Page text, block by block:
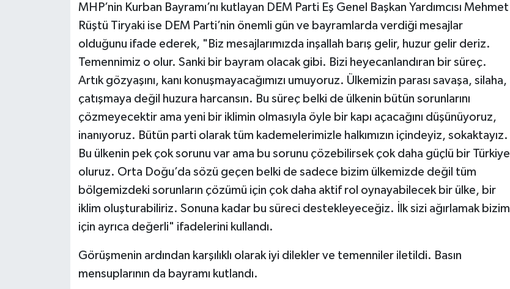
MHP’nin Kurban Bayramı’nı kutlayan DEM Parti Eş Genel Başkan Yardımcısı Mehmet
Rüştü Tiryaki ise DEM Parti’nin önemli gün ve bayramlarda verdiği mesajlar
olduğunu ifade ederek, "Biz mesajlarımızda inşallah barış gelir, huzur gelir deriz.
Temennimiz o olur. Sanki bir bayram olacak gibi. Bizi heyecanlandıran bir süreç.
Artık gözyaşını, kanı konuşmayacağımızı umuyoruz. Ülkemizin parası savaşa, silaha,
çatışmaya değil huzura harcansın. Bu süreç belki de ülkenin bütün sorunlarını
çözmeyecektir ama yeni bir iklimin olmasıyla öyle bir kapı açacağını düşünüyoruz,
inanıyoruz. Bütün parti olarak tüm kademelerimizle halkımızın içindeyiz, sokaktayız.
Bu ülkenin pek çok sorunu var ama bu sorunu çözebilirsek çok daha güçlü bir Türkiye
oluruz. Orta Doğu’da sözü geçen belki de sadece bizim ülkemizde değil tüm
bölgemizdeki sorunların çözümü için çok daha aktif rol oynayabilecek bir ülke, bir
iklim oluşturabiliriz. Sonuna kadar bu süreci destekleyeceğiz. İlk sizi ağırlamak bizim
için ayrıca değerli" ifadelerini kullandı.
Görüşmenin ardından karşılıklı olarak iyi dilekler ve temenniler iletildi. Basın
mensuplarının da bayramı kutlandı.